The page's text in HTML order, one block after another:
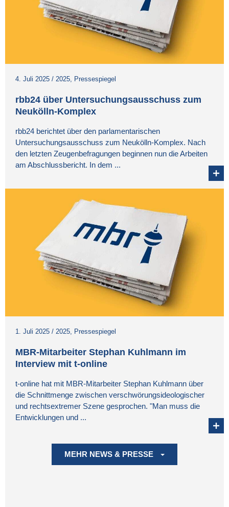
4. Juli 2025 / 2025, Pressespiegel
rbb24 über Untersuchungsausschuss zum
Neukölln-Komplex
rbb24 berichtet über den parlamentarischen
Untersuchungsausschuss zum Neukölln-Komplex. Nach
den letzten Zeugenbefragungen beginnen nun die Arbeiten
am Abschlussbericht. In dem ...
1. Juli 2025 / 2025, Pressespiegel
MBR-Mitarbeiter Stephan Kuhlmann im
Interview mit t-online
t-online hat mit MBR-Mitarbeiter Stephan Kuhlmann über
die Schnittmenge zwischen verschwörungsideologischer
und rechtsextremer Szene gesprochen. "Man muss die
Entwicklungen und ...
MEHR NEWS & PRESSE